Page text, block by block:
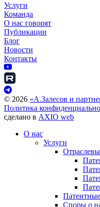
Услуги
Команда
О нас говорят
Публикации
Блог
Новости
Контакты
© 2026 «А.Залесов и
Политика
сделано в AXIO web
О нас
Услуги
Споры о